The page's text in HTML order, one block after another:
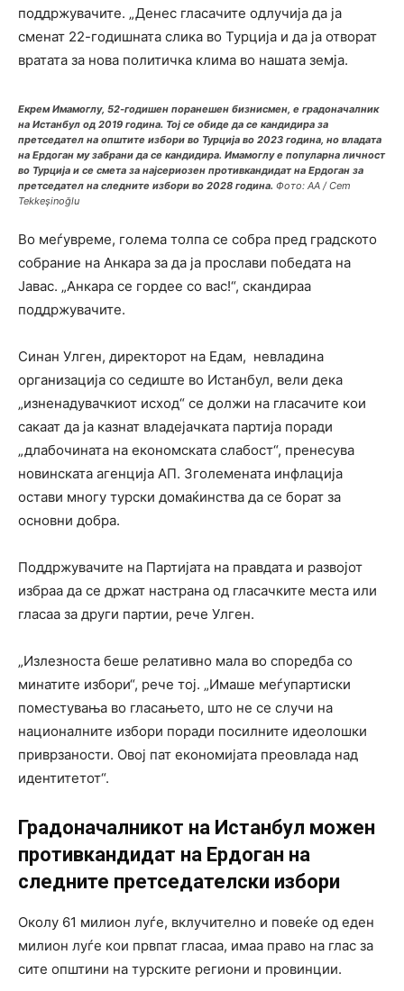
поддржувачите. „Денес гласачите одлучија да ја
сменат 22-годишната слика во Турција и да ја отворат
вратата за нова политичка клима во нашата земја.
Екрем Имамоглу, 52-годишен поранешен бизнисмен, е градоначалник
на Истанбул од 2019 година. Тој се обиде да се кандидира за
претседател на општите избори во Турција во 2023 година, но владата
на Ердоган му забрани да се кандидира. Имамоглу е популарна личност
во Турција и се смета за најсериозен противкандидат на Ердоган за
претседател на следните избори во 2028 година. Фото: AA / Cem
Tekkeşinoğlu
Во меѓувреме, голема толпа се собра пред градското
собрание на Анкара за да ја прослави победата на
Јавас. „Анкара се гордее со вас!“, скандираа
поддржувачите.
Синан Улген, директорот на Едам, невладина
организација со седиште во Истанбул, вели дека
„изненадувачкиот исход“ се должи на гласачите кои
сакаат да ја казнат владејачката партија поради
„длабочината на економската слабост“, пренесува
новинската агенција АП. Зголемената инфлација
остави многу турски домаќинства да се борат за
основни добра.
Поддржувачите на Партијата на правдата и развојот
избраа да се држат настрана од гласачките места или
гласаа за други партии, рече Улген.
„Излезноста беше релативно мала во споредба со
минатите избори“, рече тој. „Имаше меѓупартиски
поместувања во гласањето, што не се случи на
националните избори поради посилните идеолошки
приврзаности. Овој пат економијата преовлада над
идентитетот“.
Градоначалникот на Истанбул можен
противкандидат на Ердоган на
следните претседателски избори
Околу 61 милион луѓе, вклучително и повеќе од еден
милион луѓе кои првпат гласаа, имаа право на глас за
сите општини на турските региони и провинции.